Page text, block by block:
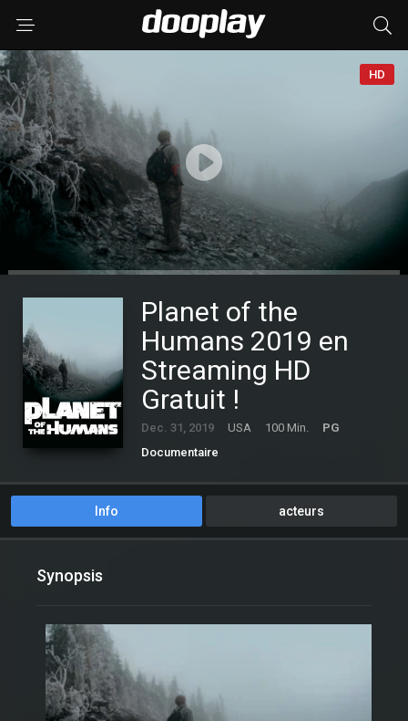
HD
Planet of the
Humans 2019 en
Streaming HD
Gratuit !
Dec. 31, 2019 USA 100 Min.
PG
Documentaire
Info acteurs
Synopsis